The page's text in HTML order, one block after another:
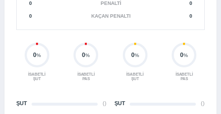
0 PENALTI 0
0 KAÇAN PENALTI 0
0%
İSABETLI
ŞUT
0%
İSABETLI
PAS
ŞUT ()
0%
İSABETLI
ŞUT
0%
İSABETLI
PAS
ŞUT ()